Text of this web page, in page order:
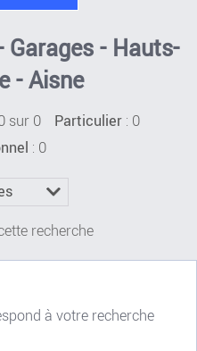
- Hauts-
- Aisne
sur 0 Particulier : 0
: 0
recherche
à votre recherche